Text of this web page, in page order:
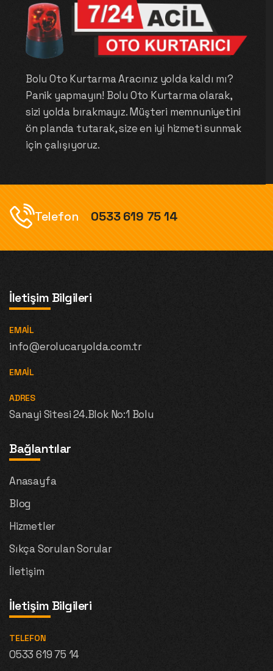
Bolu Oto Kurtarma Aracınız yolda kaldı mı?
Panik yapmayın! Bolu Oto Kurtarma olarak,
sizi yolda bırakmayız. Müşteri memnuniyetini
ön planda tutarak, size en iyi hizmeti sunmak
için çalışıyoruz.
Telefon 0533 619 75 14
İletişim Bilgileri
EMAIL
info@erolucaryolda.com.tr
EMAIL
ADRES
Sanayi Sitesi 24.Blok No:1 Bolu
Bağlantılar
Anasayfa
Blog
Hizmetler
Sıkça Sorulan Sorular
İletişim
İletişim Bilgileri
TELEFON
0533 619 75 14